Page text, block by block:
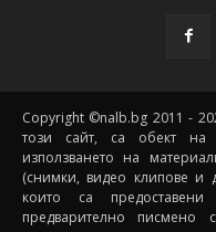
Copyright ©nalb.bg 2011 -
този сайт, са обект на
използването на
(снимки, видео клипове и
които са
предварително